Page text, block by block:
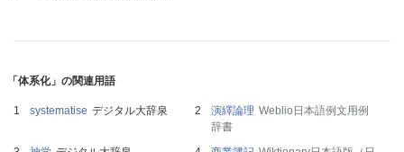
「体系化」の関連用語
systematise デジタル大辞泉 演繹論理 Weblio日本語例文用例
辞書